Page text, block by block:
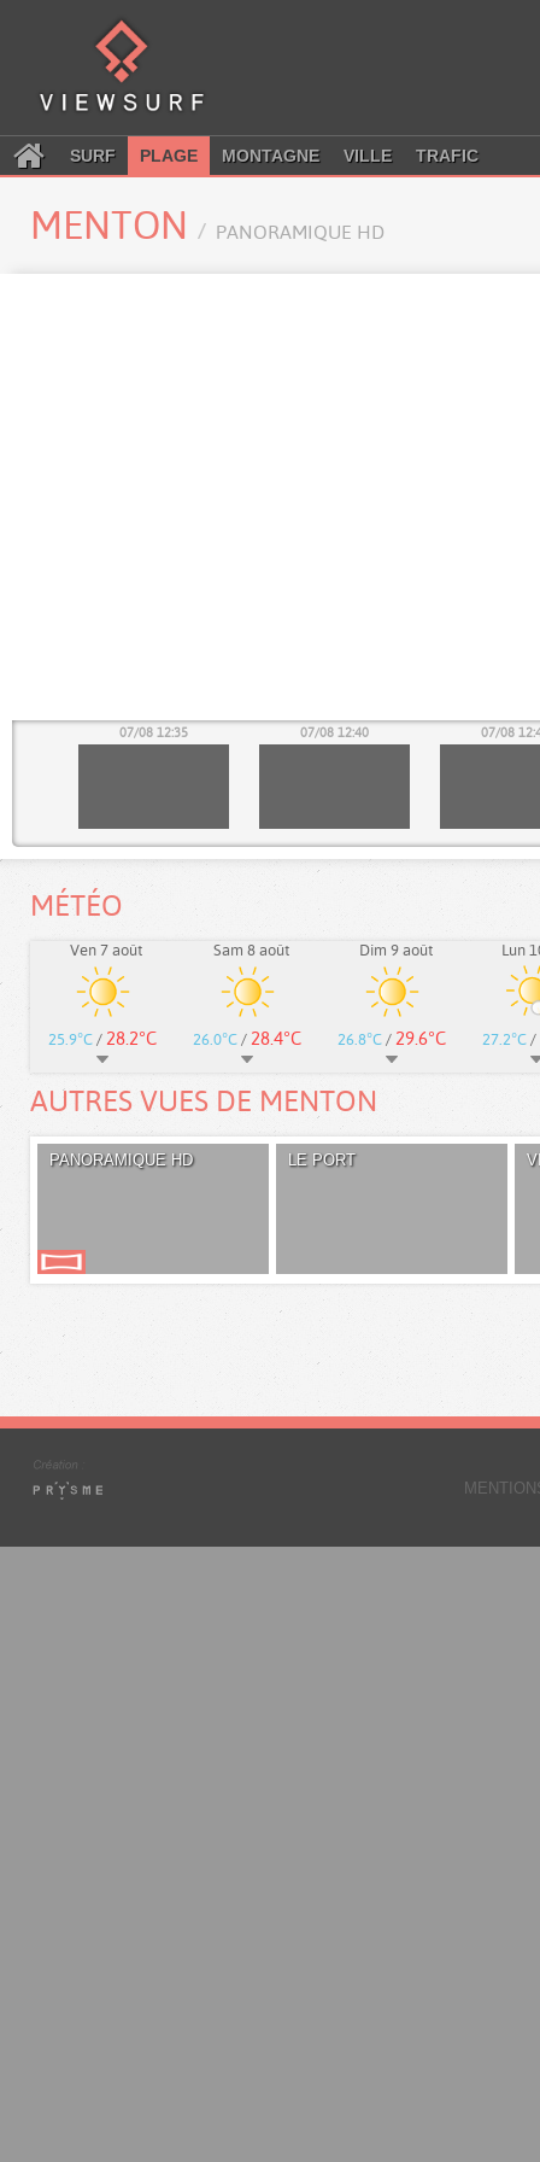
SURF PLAGE MONTAGNE VILLE TRAFIC
MENTON PANORAMIQUE HD
07/08 12:35 07/08 12:40 07/08
MÉTÉO
Ven 7 août
25.9°C / 28.2°C
Sam 8 août
26.0°C / 28.4°C
Dim 9 août
26.8°C / 29.6°C
Lun
27.2°C /
AUTRES VUES DE MENTON
PANORAMIQUE HD LE PORT